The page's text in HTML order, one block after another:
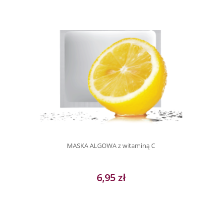
MASKA ALGOWA z witaminą C
6,95 zł